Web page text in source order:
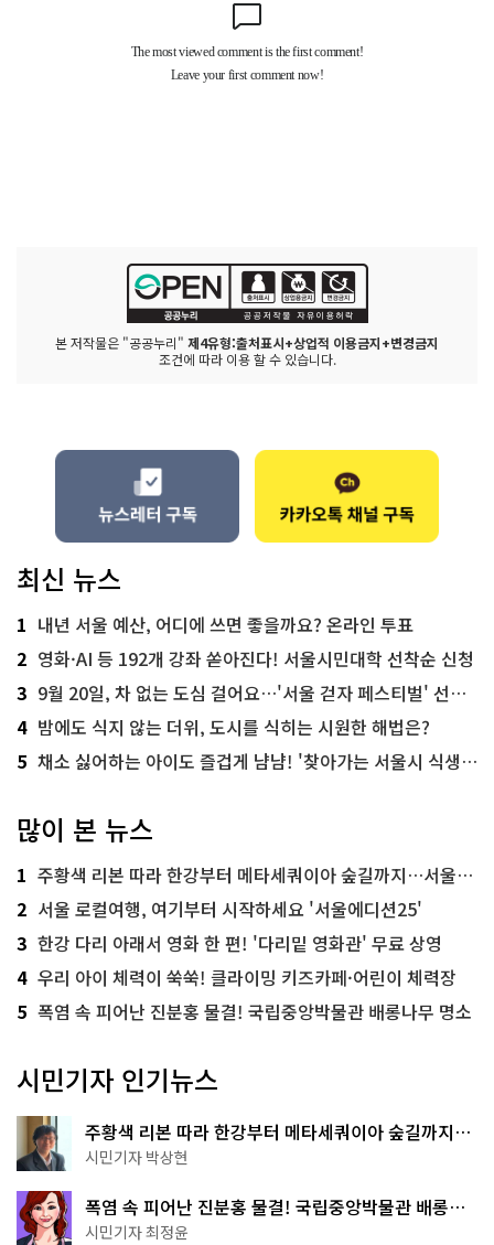
본 저작물은 "공공누리" 제4유형:출처표시+상업적 이용금지+변경금지
조건에 따라 이용 할 수 있습니다.
최신 뉴스
1 내년 서울 예산, 어디에 쓰면 좋을까요? 온라인 투표
2 영화·AI 등 192개 강좌 쏟아진다! 서울시민대학 선착순 신청
3 9월 20일, 차 없는 도심 걸어요…'서울 걷자 페스티벌' 선착순 5천명
4 밤에도 식지 않는 더위, 도시를 식히는 시원한 해법은?
5 채소 싫어하는 아이도 즐겁게 냠냠! '찾아가는 서울시 식생활 교육' 현장
많이 본 뉴스
1 주황색 리본 따라 한강부터 메타세쿼이아 숲길까지…서울둘레길 15코스
2 서울 로컬여행, 여기부터 시작하세요 '서울에디션25'
3 한강 다리 아래서 영화 한 편! '다리밑 영화관' 무료 상영
4 우리 아이 체력이 쑥쑥! 클라이밍 키즈카페·어린이 체력장
5 폭염 속 피어난 진분홍 물결! 국립중앙박물관 배롱나무 명소
시민기자 인기뉴스
주황색 리본 따라 한강부터 메타세쿼이아 숲길까지…
서울둘레길 15코스
시민기자 박상현
폭염 속 피어난 진분홍 물결! 국립중앙박물관 배롱나
무 명소
시민기자 최정윤